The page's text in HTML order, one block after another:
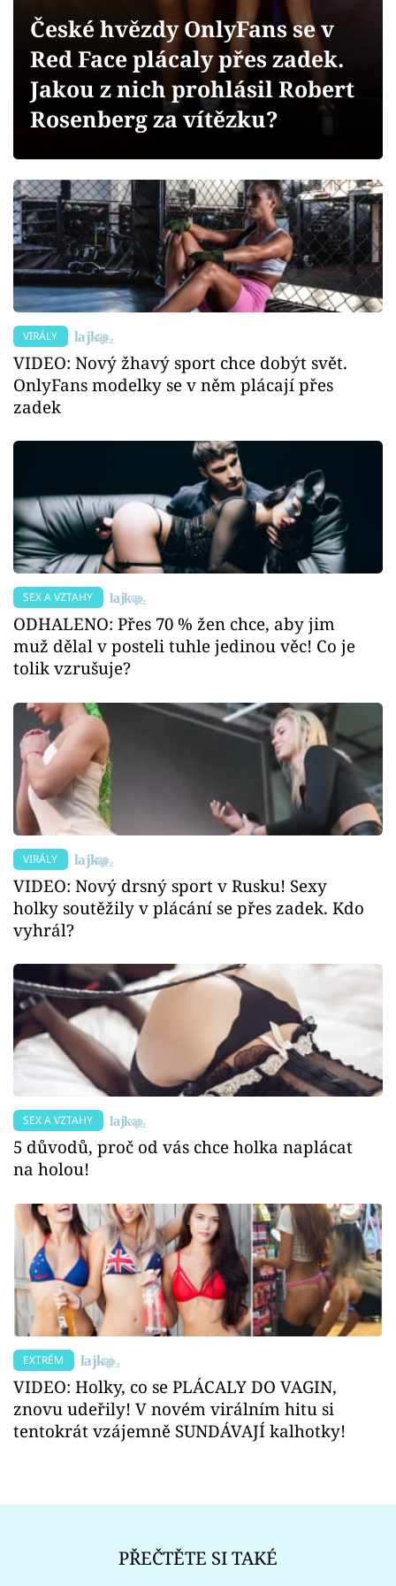
Videa
Sledujte prima+
Sledujte nás
České hvězdy OnlyFans se v
Red Face plácaly přes zadek.
Jakou z nich prohlásil Robert
Rosenberg za vítězku?
VIRÁLY
VIDEO: Nový žhavý sport chce dobýt svět.
OnlyFans modelky se v něm plácají přes
zadek
SEX A VZTAHY
ODHALENO: Přes 70 % žen chce, aby jim
muž dělal v posteli tuhle jedinou věc! Co je
tolik vzrušuje?
VIRÁLY
VIDEO: Nový drsný sport v Rusku! Sexy
holky soutěžily v plácání se přes zadek. Kdo
vyhrál?
SEX A VZTAHY
5 důvodů, proč od vás chce holka naplácat
na holou!
EXTRÉM
VIDEO: Holky, co se PLÁCALY DO VAGIN,
znovu udeřily! V novém virálním hitu si
tentokrát vzájemně SUNDÁVAJÍ kalhotky!
PŘEČTĚTE SI TAKÉ